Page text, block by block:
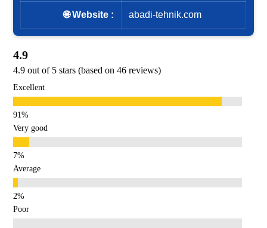
🌐 Website : abadi-tehnik.com
4.9
4.9 out of 5 stars (based on 46 reviews)
Excellent
Very good
Average
Poor